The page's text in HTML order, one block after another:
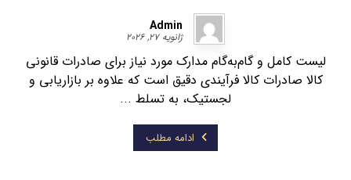
Admin
ژانویه ۲۷, ۲۰۲۶
لیست کامل و گام‌به‌گام مدارک مورد نیاز برای صادرات قانونی
کالا صادرات کالا فرآیندی دقیق است که علاوه بر بازاریابی و
لجستیک، به تسلط ...
ادامه مطلب